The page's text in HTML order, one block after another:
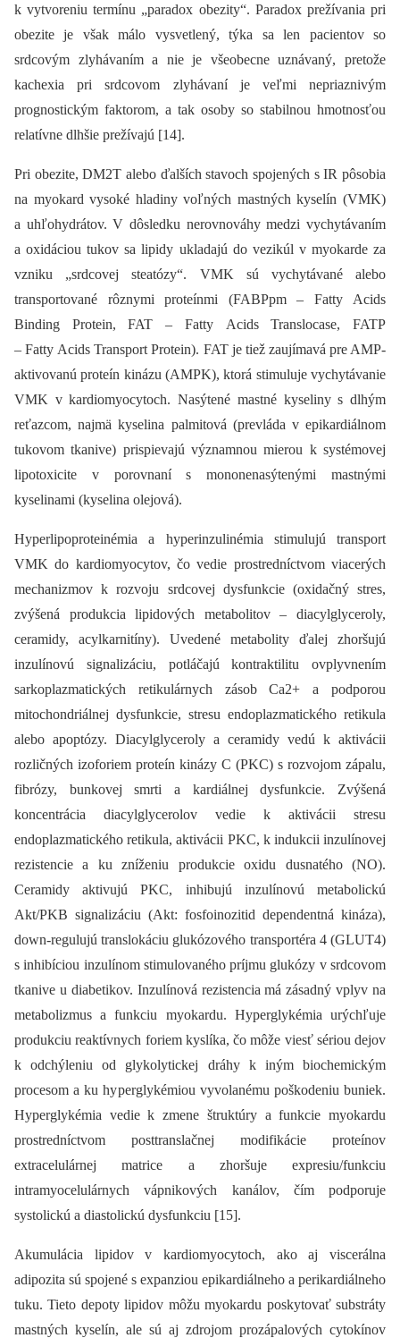
k vytvoreniu termínu „paradox obezity“. Paradox prežívania pri
obezite je však málo vysvetlený, týka sa len pacientov so
srdcovým zlyhávaním a nie je všeobecne uznávaný, pretože
kachexia pri srdcovom zlyhávaní je veľmi nepriaznivým
prognostickým faktorom, a tak osoby so stabilnou hmotnosťou
relatívne dlhšie prežívajú [14].
Pri obezite, DM2T alebo ďalších stavoch spojených s IR pôsobia
na myokard vysoké hladiny voľných mastných kyselín (VMK)
a uhľohydrátov. V dôsledku nerovnováhy medzi vychytávaním
a oxidáciou tukov sa lipidy ukladajú do vezikúl v myokarde za
vzniku „srdcovej steatózy“. VMK sú vychytávané alebo
transportované rôznymi proteínmi (FABPpm –⁠ Fatty Acids
Binding Protein, FAT –⁠ Fatty Acids Translocase, FATP
–⁠ Fatty Acids Transport Protein). FAT je tiež zaujímavá pre AMP-
aktivovanú proteín kinázu (AMPK), ktorá stimuluje vychytávanie
VMK v kardiomyocytoch. Nasýtené mastné kyseliny s dlhým
reťazcom, najmä kyselina palmitová (prevláda v epikardiálnom
tukovom tkanive) prispievajú významnou mierou k systémovej
lipotoxicite v porovnaní s mononenasýtenými mastnými
kyselinami (kyselina olejová).
Hyperlipoproteinémia a hyperinzulinémia stimulujú transport
VMK do kardiomyocytov, čo vedie prostredníctvom viacerých
mechanizmov k rozvoju srdcovej dysfunkcie (oxidačný stres,
zvýšená produkcia lipidových metabolitov –⁠ dia­cyl­gly­ce­roly,
ceramidy, acylkarnitíny). Uvedené meta­bolity ďalej zhoršujú
inzulínovú signalizáciu, potláčajú kontraktilitu ovplyvnením
sarkoplazmatických retikulárnych zásob Ca2+ a podporou
mitochondriálnej dysfunkcie, stresu endoplazmatického retikula
alebo apoptózy. Diacylglyceroly a ceramidy vedú k aktivácii
rozličných izoforiem proteín kinázy C (PKC) s rozvojom zápalu,
fibrózy, bunkovej smrti a kardiálnej dysfunkcie. Zvýšená
koncentrácia diacylglycerolov vedie k aktivácii stresu
endoplazmatického retikula, aktivácii PKC, k indukcii inzulínovej
rezistencie a ku zníženiu produkcie oxidu dusnatého (NO).
Ceramidy aktivujú PKC, inhibujú inzulínovú metabolickú
Akt/PKB signalizáciu (Akt: fosfoinozitid dependentná kináza),
down-regulujú translokáciu glukózového transportéra 4 (GLUT4)
s inhibíciou inzulínom stimulovaného príjmu glukózy v srdcovom
tkanive u diabetikov. Inzulínová rezistencia má zásadný vplyv na
metabolizmus a funkciu myokardu. Hyperglykémia urýchľuje
produkciu reaktívnych foriem kyslíka, čo môže viesť sériou dejov
k odchýleniu od glykolytickej dráhy k iným biochemickým
procesom a ku hyperglyk­émiou vyvolanému poškodeniu buniek.
Hyperglykémia vedie k zmene štruktúry a funkcie myokardu
prostredníctvom post­translačnej modifikácie proteínov
extracelulárnej matrice a zhoršuje expresiu/funkciu
intramyocelulárnych vápnikových kanálov, čím podporuje
systolickú a diastolickú dysfunkciu [15].
Akumulácia lipidov v kardiomyocytoch, ako aj viscerálna
adipozita sú spojené s expanziou epikardiálneho a perikardiálneho
tuku. Tieto depoty lipidov môžu myokardu poskytovať substráty
mastných kyselín, ale sú aj zdrojom prozápalových cytokínov